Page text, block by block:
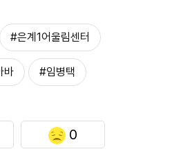
#은계1어울림센터
바 #임병택
0